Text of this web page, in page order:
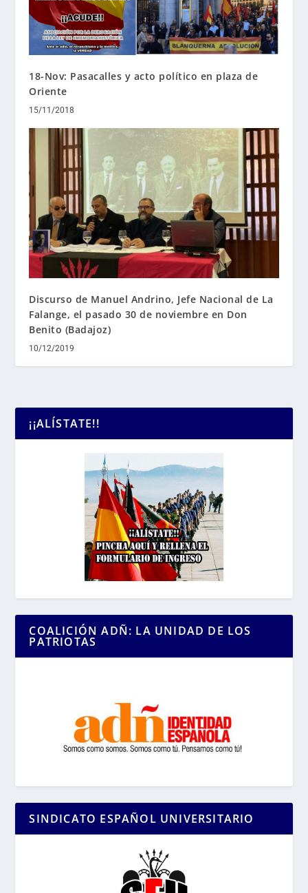
18-Nov: Pasacalles y acto político en plaza de
Oriente
15/11/2018
Discurso de Manuel Andrino, Jefe Nacional de La
Falange, el pasado 30 de noviembre en Don
Benito (Badajoz)
10/12/2019
¡¡ALÍSTATE!!
COALICIÓN ADÑ: LA UNIDAD DE LOS
PATRIOTAS
SINDICATO ESPAÑOL UNIVERSITARIO